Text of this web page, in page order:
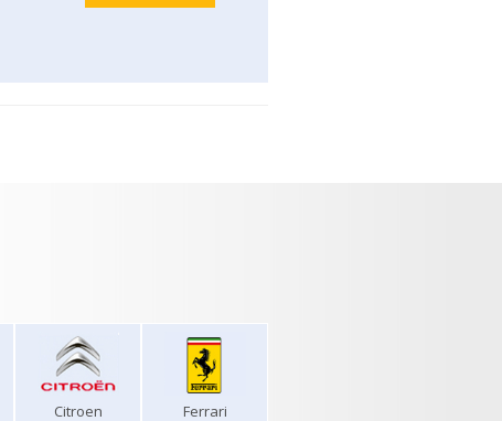
Citroen Ferrari